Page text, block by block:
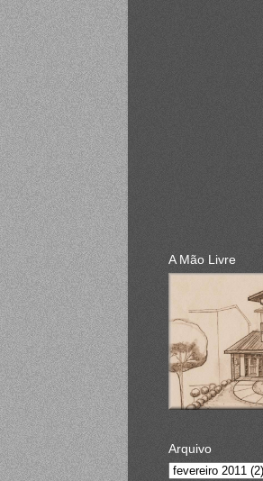
A Mão Livre
Arquivo